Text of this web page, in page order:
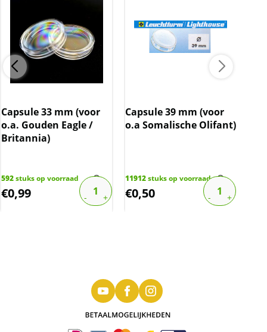
Capsule 33 mm (voor
o.a. Gouden Eagle /
Britannia)
592stuks op voorraad
€0,99
Capsule 39 mm (voor
o.a Somalische Olifant)
11912stuks op voorraad
€0,50